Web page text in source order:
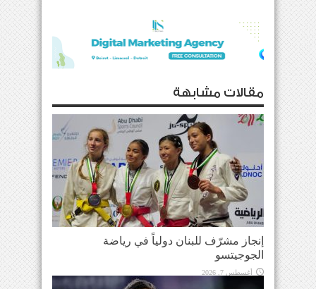
مقالات مشابهة
إنجاز مشرّف للبنان دولياً في رياضة
الجوجيتسو
أغسطس 7, 2026